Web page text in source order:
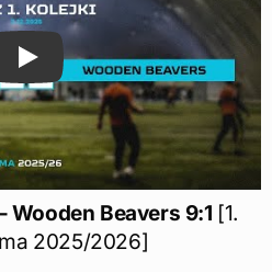
Play
Wooden Beavers 9:1 [1.
2025/2026]